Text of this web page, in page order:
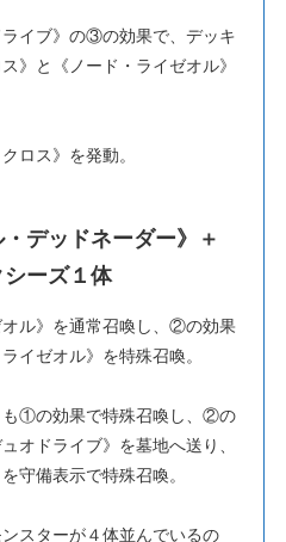
ライブ》の③の効果で、デッキ
》と《ノード・ライゼオル》
ロス》を発動。
・デッドネーダー》＋
ーズ１体
ル》を通常召喚し、②の効果
イゼオル》を特殊召喚。
も①の効果で特殊召喚し、②の
オドライブ》を墓地へ送り、
守備表示で特殊召喚。
スターが４体並んでいるの